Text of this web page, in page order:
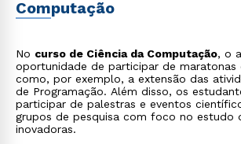
Computação
No curso de Ciência da Computação, o
oportunidade de participar de maratonas
como, por exemplo, a extensão das
de Programação. Além disso, os
participar de palestras e eventos
grupos de pesquisa com foco no estudo
inovadoras.